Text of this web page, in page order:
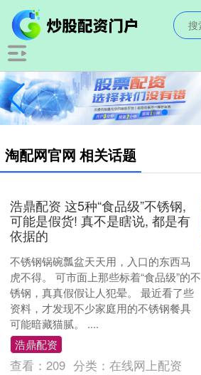
淘配网官网 相关话题
浩鼎配资 这5种“食品级”不锈钢,
可能是假货! 真不是瞎说, 都是有
依据的
不锈钢锅碗瓢盆天天用，入口的东西马
虎不得。 可市面上那些标着“食品级”的不
锈钢，真真假假让人犯晕。 最近看了些
资料，才发现不少家庭用的不锈钢餐具
可能暗藏猫腻。 ....
浩鼎配资
查看：209 分类：在线网上配资